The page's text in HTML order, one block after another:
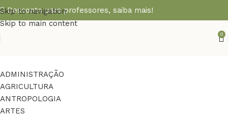
Skip to navigation
Skip to main content
Desconto para professores, saiba mais!
0
ADMINISTRAÇÃO
AGRICULTURA
ANTROPOLOGIA
ARTES